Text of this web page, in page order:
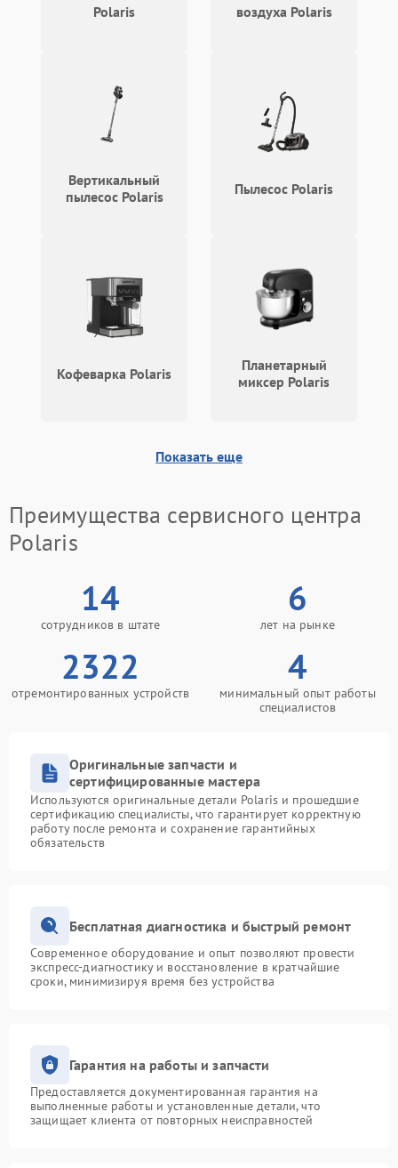
Polaris
воздуха Polaris
Вертикальный
пылесос Polaris
Пылесос Polaris
Кофеварка Polaris
Планетарный
миксер Polaris
Показать еще
Преимущества сервисного центра
Polaris
14
сотрудников в штате
6
лет на рынке
2322
отремонтированных устройств
4
минимальный опыт работы
специалистов
Оригинальные запчасти и
сертифицированные мастера
Используются оригинальные детали Polaris и прошедшие
сертификацию специалисты, что гарантирует корректную
работу после ремонта и сохранение гарантийных
обязательств
Бесплатная диагностика и быстрый ремонт
Современное оборудование и опыт позволяют провести
экспресс-диагностику и восстановление в кратчайшие
сроки, минимизируя время без устройства
Гарантия на работы и запчасти
Предоставляется документированная гарантия на
выполненные работы и установленные детали, что
защищает клиента от повторных неисправностей